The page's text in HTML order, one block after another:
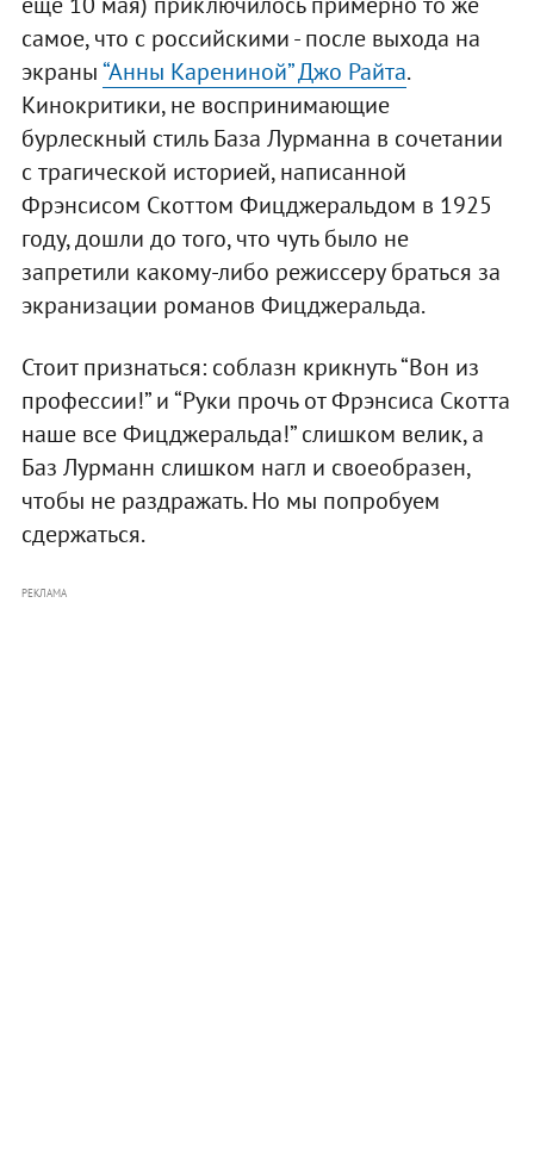
самое, что с российскими - после выхода на
экраны“Анны Карениной” Джо Райта.
Кинокритики, не воспринимающие
бурлескный стиль База Лурманна в сочетании
с трагической историей, написанной
Фрэнсисом Скоттом Фицджеральдом в 1925
году, дошли до того, что чуть было не
запретили какому-либо режиссеру браться за
экранизации романов Фицджеральда.
Стоит признаться: соблазн крикнуть “Вон из
профессии!” и “Руки прочь от Фрэнсиса Скотта
наше все Фицджеральда!” слишком велик, а
Баз Лурманн слишком нагл и своеобразен,
чтобы не раздражать. Но мы попробуем
сдержаться.
РЕКЛАМА